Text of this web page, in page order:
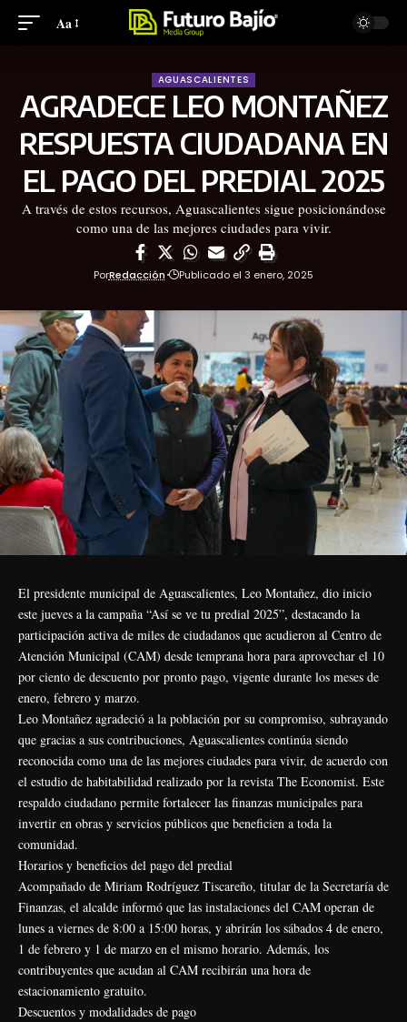
Aa
AGUASCALIENTES
AGRADECE LEO MONTAÑEZ
RESPUESTA CIUDADANA EN
EL PAGO DEL PREDIAL 2025
A través de estos recursos, Aguascalientes sigue posicionándose
como una de las mejores ciudades para vivir.
PorRedacción Publicado el 3 enero, 2025
El presidente municipal de Aguascalientes, Leo Montañez, dio inicio
este jueves a la campaña “Así se ve tu predial 2025”, destacando la
participación activa de miles de ciudadanos que acudieron al Centro de
Atención Municipal (CAM) desde temprana hora para aprovechar el 10
por ciento de descuento por pronto pago, vigente durante los meses de
enero, febrero y marzo.
Leo Montañez agradeció a la población por su compromiso, subrayando
que gracias a sus contribuciones, Aguascalientes continúa siendo
reconocida como una de las mejores ciudades para vivir, de acuerdo con
el estudio de habitabilidad realizado por la revista The Economist. Este
respaldo ciudadano permite fortalecer las finanzas municipales para
invertir en obras y servicios públicos que beneficien a toda la
comunidad.
Horarios y beneficios del pago del predial
Acompañado de Miriam Rodríguez Tiscareño, titular de la Secretaría de
Finanzas, el alcalde informó que las instalaciones del CAM operan de
lunes a viernes de 8:00 a 15:00 horas, y abrirán los sábados 4 de enero,
1 de febrero y 1 de marzo en el mismo horario. Además, los
contribuyentes que acudan al CAM recibirán una hora de
estacionamiento gratuito.
Descuentos y modalidades de pago